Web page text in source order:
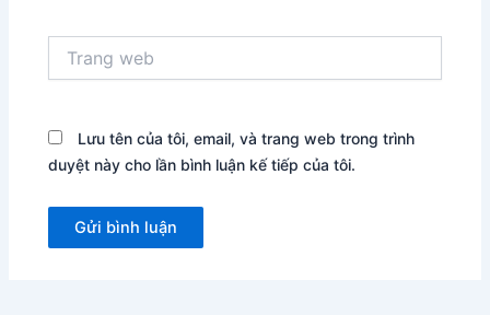
web
Lưu tên của tôi, email, và trang web trong trình
duyệt này cho lần bình luận kế tiếp của tôi.